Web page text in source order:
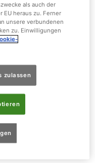
in freier
zur Ordnung der
bis
Mittel- und
ist eine
ermöglicht, sehr
Rufe teils über 1 km
als auch der
EU heraus zu. Ferner
unsere verbundenen
zu. Einwilligungen
zulassen